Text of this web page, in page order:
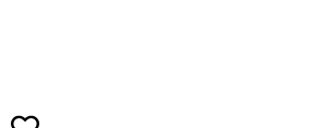
Inizio